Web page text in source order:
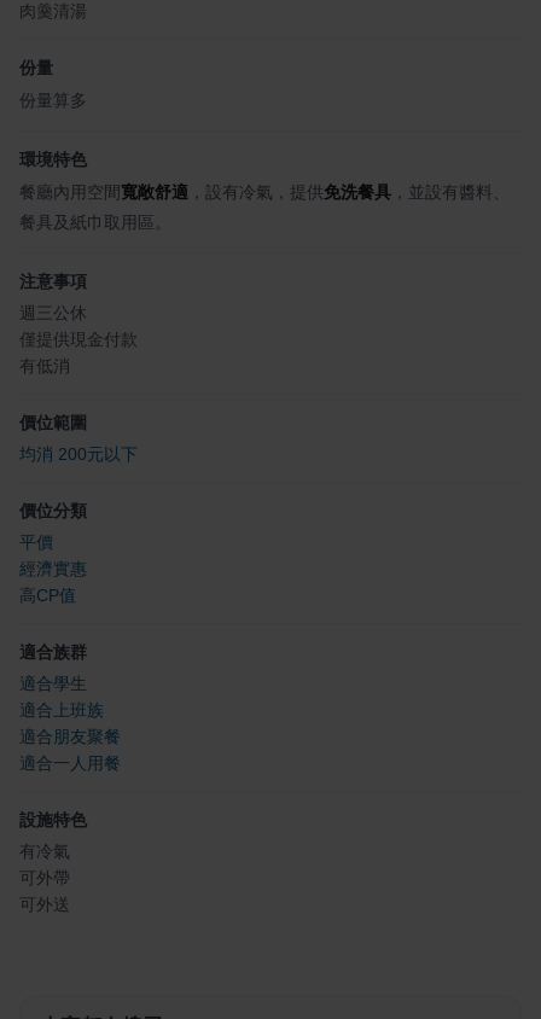
肉羹清湯
份量
份量算多
環境特色
餐廳內用空間寬敞舒適 ，設有冷氣，提供免洗餐具 ，並設有醬料、
餐具及紙巾取用區。
注意事項
週三公休
僅提供現金付款
有低消
價位範圍
均消 200元以下
價位分類
平價
經濟實惠
高CP值
適合族群
適合學生
適合上班族
適合朋友聚餐
適合一人用餐
設施特色
有冷氣
可外帶
可外送